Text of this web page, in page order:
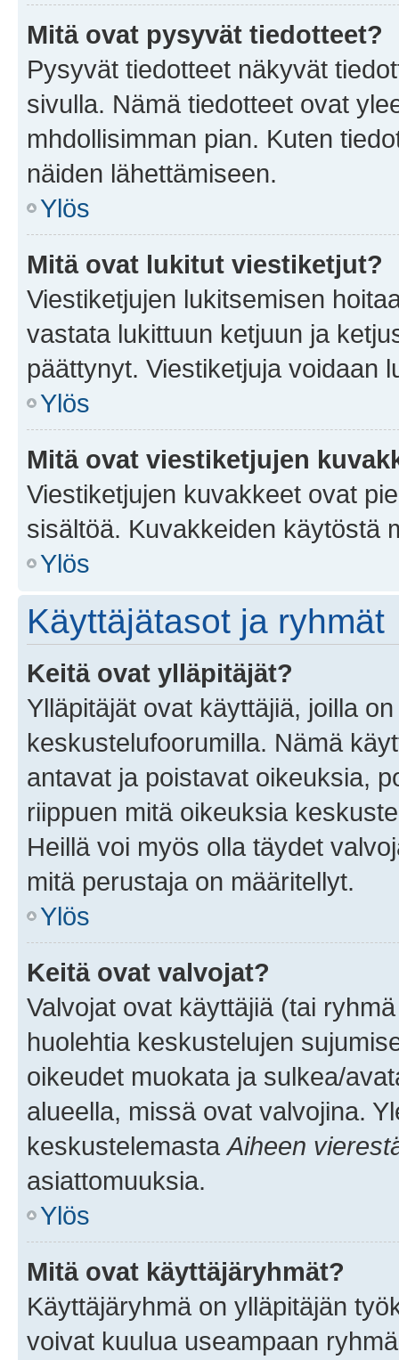
Mitä ovat pysyvät tiedotteet?
Pysyvät tiedotteet näkyvät
sivulla. Nämä tiedotteet ovat
mhdollisimman pian. Kuten
näiden lähettämiseen.
Ylös
Mitä ovat lukitut viestiketjut?
Viestiketjujen lukitsemisen
vastata lukittuun ketjuun ja
päättynyt. Viestiketjuja voidaan
Ylös
Mitä ovat viestiketjujen
Viestiketjujen kuvakkeet ovat
sisältöä. Kuvakkeiden käytöstä
Ylös
Käyttäjätasot ja ryhmät
Keitä ovat ylläpitäjät?
Ylläpitäjät ovat käyttäjiä, joilla
keskustelufoorumilla. Nämä
antavat ja poistavat oikeuksia,
riippuen mitä oikeuksia
Heillä voi myös olla täydet
mitä perustaja on määritellyt.
Ylös
Keitä ovat valvojat?
Valvojat ovat käyttäjiä (tai
huolehtia keskustelujen
oikeudet muokata ja sulkea/
alueella, missä ovat valvojina.
keskustelemasta Aiheen
asiattomuuksia.
Ylös
Mitä ovat käyttäjäryhmät?
Käyttäjäryhmä on ylläpitäjän
voivat kuulua useampaan